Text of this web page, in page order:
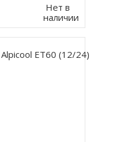
Нет в
наличии